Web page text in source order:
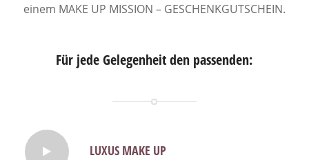
einem MAKE UP MISSION – GESCHENKGUTSCHEIN.
Für jede Gelegenheit den passenden:
LUXUS MAKE UP